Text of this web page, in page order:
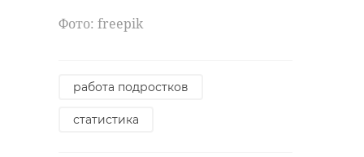
Фото: freepik
работа подростков
статистика